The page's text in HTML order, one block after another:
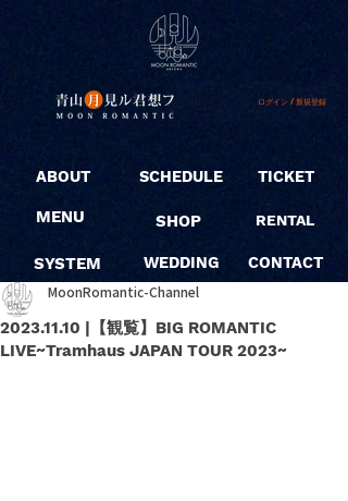
ログイン / 新規登録
ABOUT
MENU
SYSTEM
SCHEDULE
SHOP
WEDDING
TICKET
RENTAL
CONTACT
2023.11.10 |【観覧】BIG ROMANTIC
LIVE~Tramhaus JAPAN TOUR 2023~
MoonRomantic-Channel